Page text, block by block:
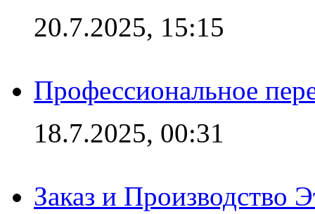
20.7.2025, 15:15
Профессиональное
18.7.2025, 00:31
Заказ и Производство